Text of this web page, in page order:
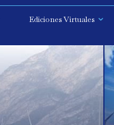
Ediciones Virtuales